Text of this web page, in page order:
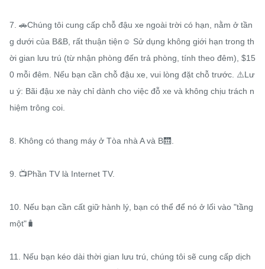
7. 🚗Chúng tôi cung cấp chỗ đậu xe ngoài trời có hạn, nằm ở tần
g dưới của B&B, rất thuận tiện☺️ Sử dụng không giới hạn trong th
ời gian lưu trú (từ nhận phòng đến trả phòng, tính theo đêm), $15
0 mỗi đêm. Nếu bạn cần chỗ đậu xe, vui lòng đặt chỗ trước. ⚠️Lư
u ý: Bãi đậu xe này chỉ dành cho việc đỗ xe và không chịu trách n
hiệm trông coi.
8. Không có thang máy ở Tòa nhà A và B🛗.
9. 📺Phần TV là Internet TV.
10. Nếu bạn cần cất giữ hành lý, bạn có thể để nó ở lối vào "tầng
một"🧳
11. Nếu bạn kéo dài thời gian lưu trú, chúng tôi sẽ cung cấp dịch